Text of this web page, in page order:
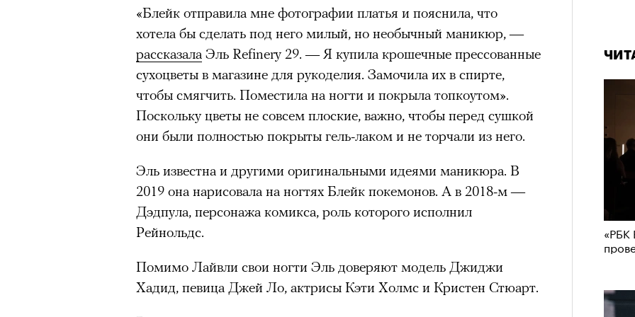
«РБК
«‎Блейк отправила мне фотографии платья и пояснила, что
хотела бы сделать под него милый, но необычный маникюр, —
рассказала Эль Refinery 29. — Я купила крошечные прессованные
сухоцветы в магазине для рукоделия. Замочила их в спирте,
чтобы смягчить. Поместила на ногти и покрыла топкоутом».
Поскольку цветы не совсем плоские, важно, чтобы перед сушкой
они были полностью покрыты гель-лаком и не торчали из него.
Эль известна и другими оригинальными идеями маникюра. В
2019 она нарисовала на ногтях Блейк покемонов. А в 2018-м —
Дэдпула, персонажа комикса, роль которого исполнил
Рейнольдс.
Помимо Лайвли свои ногти Эль доверяют модель Джиджи
Хадид, певица Джей Ло, актрисы Кэти Холмс и Кристен Стюарт.
режиссера, «Р» по пьесе Михаила Дурненкова.
«РБК
© APPLE INC.
9 августа Одри Тоту отметит 50-летие, и ее можно поздравить
вот как: вместе с Амели Пулен вернуться на Монмартр начала
нулевых. Мелодрама «Амели» (2001) сделала актрису